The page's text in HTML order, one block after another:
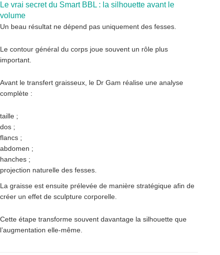
Le vrai secret du Smart BBL : la silhouette avant le
volume
Un beau résultat ne dépend pas uniquement des fesses.
Le contour général du corps joue souvent un rôle plus
important.
Avant le transfert graisseux, le Dr Gam réalise une analyse
complète :
taille ;
dos ;
flancs ;
abdomen ;
hanches ;
projection naturelle des fesses.
La graisse est ensuite prélevée de manière stratégique afin de
créer un effet de sculpture corporelle.
Cette étape transforme souvent davantage la silhouette que
l’augmentation elle-même.